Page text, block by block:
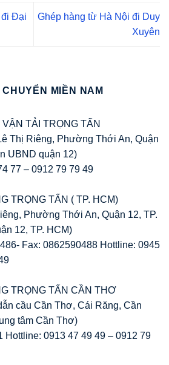
đi Đại
Ghép hàng từ Hà Nội đi Duy
Xuyên
MIỀN NAM
TẢI TRỌNG TẤN
Thị Riêng, Phường Thới An, Quận
UBND quận 12)
77 – 0912 79 79 49
TRỌNG TẤN ( TP. HCM)
Phường Thới An, Quận 12, TP.
12, TP. HCM)
Fax: 0862590488 Hottline: 0945
TRỌNG TẤN CẦN THƠ
cầu Cần Thơ, Cái Răng, Cần
tâm Cần Thơ)
0913 47 49 49 – 0912 79